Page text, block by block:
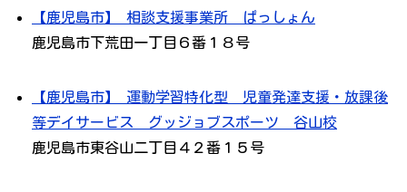
【鹿児島市】 相談支援事業所 ぱっしょん
鹿児島市下荒田一丁目６番１８号
【鹿児島市】 運動学習特化型 児童発達支援・放課後
等デイサービス グッジョブスポーツ 谷山校
鹿児島市東谷山二丁目４２番１５号